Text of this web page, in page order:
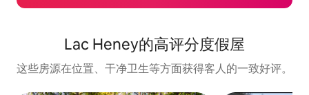
Lac Heney的高评分度假屋
这些房源在位置、干净卫生等方面获得客人的一致好评。